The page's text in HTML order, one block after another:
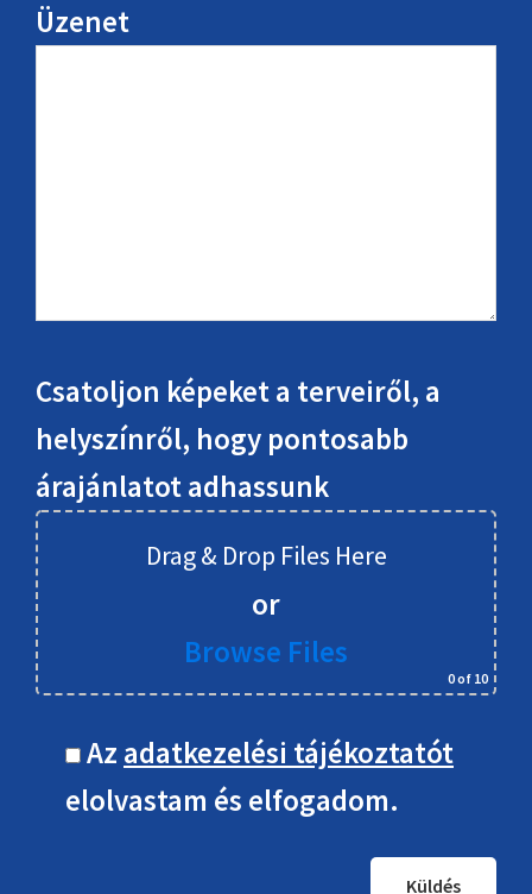
Üzenet
Csatoljon képeket a terveiről, a
helyszínről, hogy pontosabb
árajánlatot adhassunk
Drag & Drop Files Here
or
Browse Files
0of 10
Az adatkezelési tájékoztatót
elolvastam és elfogadom.